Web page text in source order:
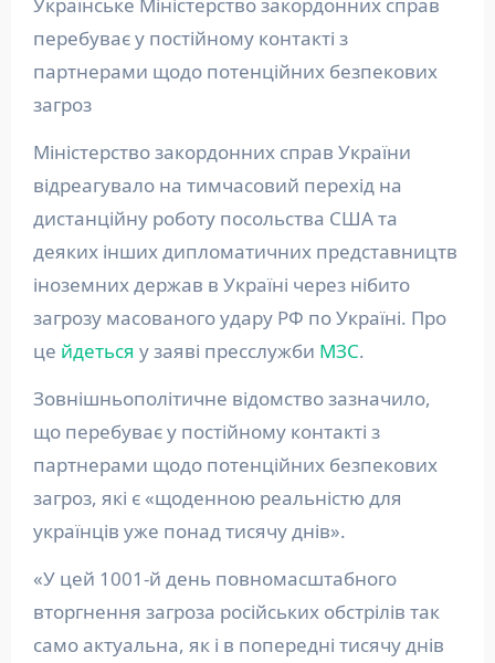
перебуває у постійному контакті з
партнерами щодо потенційних безпекових
загроз
Міністерство закордонних справ України
відреагувало на тимчасовий перехід на
дистанційну роботу посольства США та
деяких інших дипломатичних представництв
іноземних держав в Україні через нібито
загрозу масованого удару РФ по Україні. Про
це йдеться у заяві пресслужби МЗС.
Зовнішньополітичне відомство зазначило,
що перебуває у постійному контакті з
партнерами щодо потенційних безпекових
загроз, які є «щоденною реальністю для
українців уже понад тисячу днів».
«У цей 1001-й день повномасштабного
вторгнення загроза російських обстрілів так
само актуальна, як і в попередні тисячу днів